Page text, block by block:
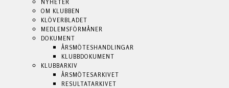
KLUBBSHOP
KLUBBEN
BLI MEDLEM!
NYHETER
OM KLUBBEN
KLÖVERBLADET
MEDLEMSFÖRMÅNER
DOKUMENT
NYHETER
OM KLUBBEN
KLÖVERBLADET
MEDLEMSFÖRMÅNER
DOKUMENT
ÅRSMÖTESHANDLINGAR
KLUBBDOKUMENT
KLUBBARKIV
ÅRSMÖTESARKIVET
RESULTATARKIVET
NYHETER
OM KLUBBEN
KLÖVERBLADET
MEDLEMSFÖRMÅNER
DOKUMENT
ÅRSMÖTESHANDLINGAR
KLUBBDOKUMENT
KLUBBARKIV
ÅRSMÖTESARKIVET
RESULTATARKIVET